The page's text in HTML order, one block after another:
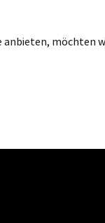
anbieten,